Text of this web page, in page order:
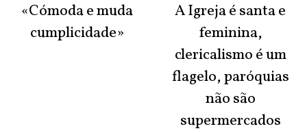
«Cómoda e muda
cumplicidade»
A Igreja é santa e
feminina,
clericalismo é um
flagelo, paróquias
não são
supermercados